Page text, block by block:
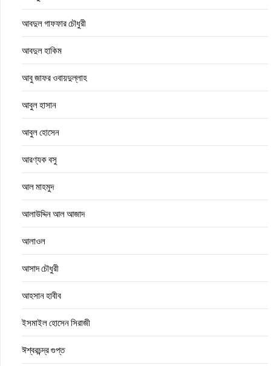
আবদুল গাফফার চৌধুরী
আবদুল হাকিম
আবু জাফর ওবায়দুল্লাহ
আবুল হাসান
আবুল হোসেন
আরণ্যক বসু
আল মাহমুদ
আলাউদ্দিন আল আজাদ
আলাওল
আসাদ চৌধুরী
আহসান হাবীব
ইসমাইল হোসেন সিরাজী
ঈশ্বরচন্দ্র গুপ্ত